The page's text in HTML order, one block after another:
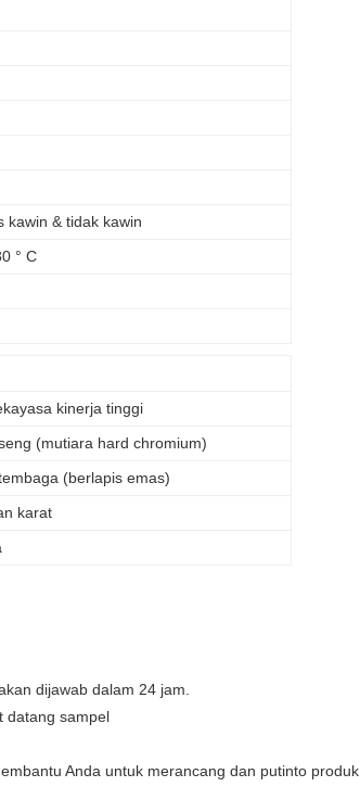
kawin & tidak kawin
° C
kinerja tinggi
(mutiara hard chromium)
(berlapis emas)
karat
dijawab dalam 24 jam.
datang sampel
Anda untuk merancang dan putinto produk.